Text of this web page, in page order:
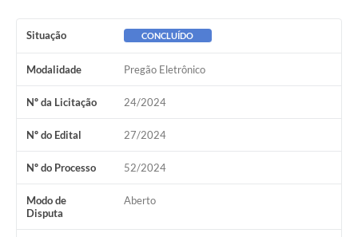
Contas Públicas
SIC
HISTÓRICO - ADM
Relação de Cargos e Salários
Galeria de Fotos
Audiências Públicas
Situação CONCLUÍDO
Modalidade Pregão Eletrônico
Nº da Licitação 24/2024
Nº do Edital 27/2024
Nº do Processo 52/2024
Modo de
Disputa
Aberto